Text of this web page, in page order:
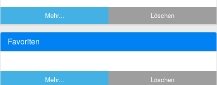
Mehr... Löschen
Favoriten
Mehr... Löschen